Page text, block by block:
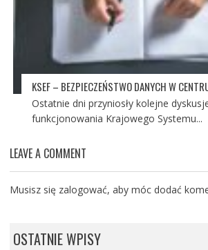
KSEF – BEZPIECZEŃSTWO DANYCH W
Ostatnie dni przyniosły kolejne
funkcjonowania Krajowego Systemu...
LEAVE A COMMENT
Musisz się zalogować, aby móc dodać
OSTATNIE WPISY